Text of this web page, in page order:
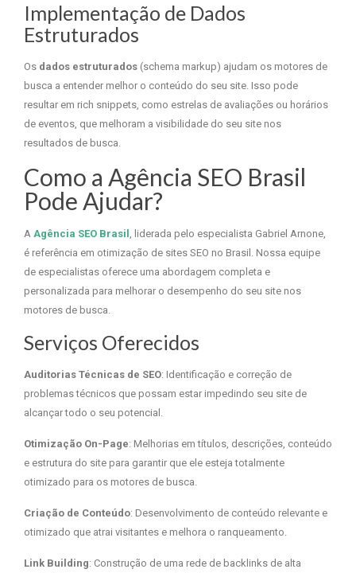
Implementação de Dados
Estruturados
Os dados estruturados (schema markup) ajudam os motores de
busca a entender melhor o conteúdo do seu site. Isso pode
resultar em rich snippets, como estrelas de avaliações ou horários
de eventos, que melhoram a visibilidade do seu site nos
resultados de busca.
Como a Agência SEO Brasil
Pode Ajudar?
A Agência SEO Brasil , liderada pelo especialista Gabriel Arnone,
é referência em otimização de sites SEO no Brasil. Nossa equipe
de especialistas oferece uma abordagem completa e
personalizada para melhorar o desempenho do seu site nos
motores de busca.
Serviços Oferecidos
Auditorias Técnicas de SEO: Identificação e correção de
problemas técnicos que possam estar impedindo seu site de
alcançar todo o seu potencial.
Otimização On-Page: Melhorias em títulos, descrições, conteúdo
e estrutura do site para garantir que ele esteja totalmente
otimizado para os motores de busca.
Criação de Conteúdo: Desenvolvimento de conteúdo relevante e
otimizado que atrai visitantes e melhora o ranqueamento.
Link Building: Construção de uma rede de backlinks de alta